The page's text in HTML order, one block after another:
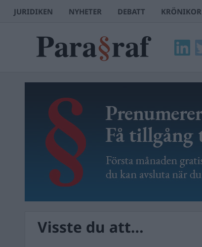
JURIDIKEN NYHETER DEBATT KRÖNIKOR
Visste du att…